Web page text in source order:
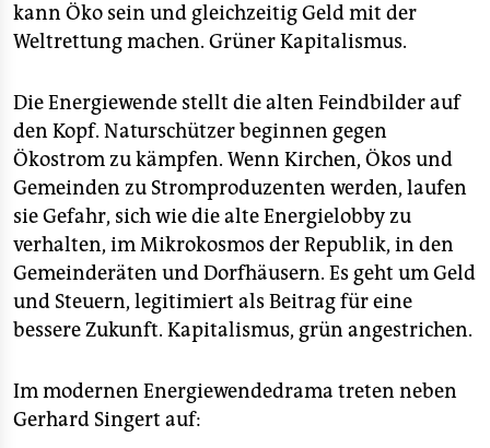
kann Öko sein und gleichzeitig Geld mit der
Weltrettung machen. Grüner Kapitalismus.
Die Energiewende stellt die alten Feindbilder auf
den Kopf. Naturschützer beginnen gegen
Ökostrom zu kämpfen. Wenn Kirchen, Ökos und
Gemeinden zu Stromproduzenten werden, laufen
sie Gefahr, sich wie die alte Energielobby zu
verhalten, im Mikrokosmos der Republik, in den
Gemeinderäten und Dorfhäusern. Es geht um Geld
und Steuern, legitimiert als Beitrag für eine
bessere Zukunft. Kapitalismus, grün angestrichen.
Im modernen Energiewendedrama treten neben
Gerhard Singert auf: